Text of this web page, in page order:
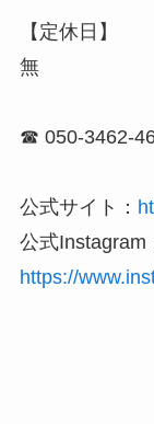
【定休日】
無
☎ 050-3462-
公式サイト：
公式Instagram
https://